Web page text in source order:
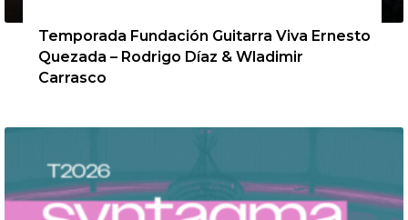
Temporada Fundación Guitarra Viva Ernesto
Quezada – Rodrigo Díaz & Wladimir
Carrasco